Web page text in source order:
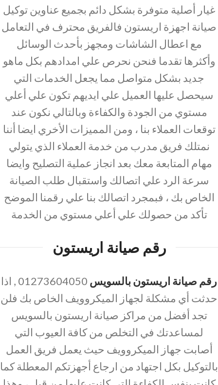
غيار أصلية متوفرة بشكل دائم بجميع عناوين توكيل
صيانة اجهزة اريستون فالفريق محترف في التعامل
مع اعطال الشاشات ومجهز بأحدث الوسائل
وأكثرها تقدما فنحن نحرص علي امدادهم بكل ماهو
جديد بشكل متواصل مما يجعل الخدمات التي
سيحصل عليها العميل علي ايديهم تكون علي أعلي
مستوي من الجودة والكفاءة وبالتالي نكون عند
توقعات العملاء بنا ، ومن المميزات الأخري ايضا أننا
نمتلك فريق مدرب من خدمة العملاء الذي يتولي
مهام المتابعة معك بعد انجاز عملية التصليح وايضا
سرعة الرد علي اتصالك واستقبال طلب الصيانة
الخاص بك ، فبمجرد اتصالك بنا علي رقمنا الموضح
تأكد من حصولك علي أعلي مستوي من الخدمة
رقم صيانة اريستون
رقم صيانة اريستون بالسويس
01273604050 , اذا
حدثت أي مشكلة لجهاز الميكروويف الخاص بك فلن
تجد أفضل من مراكز صيانة اريستون بالسويس
لمساعدتك في التخلص من كافة العيوب التي
أصابت جهاز الميكروويف حيث يعمل فريق العمل
بالتوكيل بكل اجتهاد من ارجاع أجهزتكم المعطلة كما